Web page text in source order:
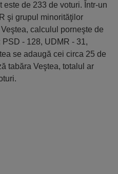
de 233 de voturi. Într-un
şi grupul minorităţilor
calculul porneşte de
- 128, UDMR - 31,
se adaugă cei circa 25 de
tabăra Veştea, totalul ar